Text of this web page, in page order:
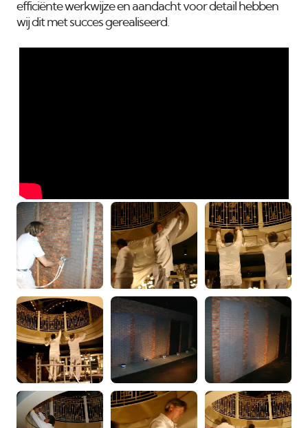
efficiënte werkwijze en aandacht voor detail hebben
wij dit met succes gerealiseerd.